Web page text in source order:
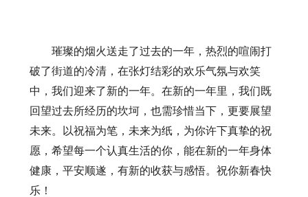
璀璨的烟火送走了过去的一年，热烈的喧闹打
破了街道的冷清，在张灯结彩的欢乐气氛与欢笑
中，我们迎来了新的一年。在新的一年里，我们既
回望过去所经历的坎坷，也需珍惜当下，更要展望
未来。以祝福为笔，未来为纸，为你许下真挚的祝
愿，希望每一个认真生活的你，能在新的一年身体
健康，平安顺遂，有新的收获与感悟。祝你新春快
乐！